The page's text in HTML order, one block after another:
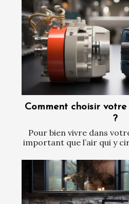
Comment choisir
?
Pour bien vivre dans
important que l’air qui y